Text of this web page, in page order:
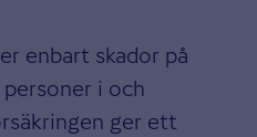
enbart skador på
i och
ger ett